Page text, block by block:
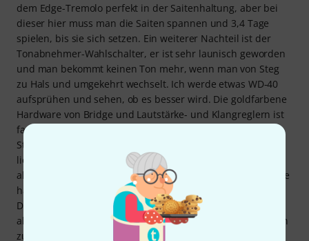
dem Edge-Tremolo perfekt in der Saitenhaltung, aber bei
dieser hier muss man die Saiten spannen und 3,4 Tage
spielen, bis sie sich setzen. Ein weiterer Nachteil ist der
Tonabnehmer-Wahlschalter, er ist sehr launisch geworden
und man bekommt keinen Ton mehr, wenn man von Steg
zu Hals und umgekehrt wechselt. Ich werde etwas WD-40
aufsprühen und sehen, ob es besser wird. Die goldfarbene
Hardware von Bridge und Lautstärke- und Klangreglern ist
fast vollständig verblasst, und einige Schrauben von den
Stimmwirbeln und dem Klangregler haben sich gelöst. Das
ließ sich leicht beheben, und es war keine große Sache,
aber im Vergleich zu meiner Ibanez Gio, die keine Probleme
hatte und seit 2023 missbraucht wird (und nur 220
Dollar/Euro gekostet hat), ist es irgendwie schade. Alles in
allem ist es meine Lieblingsgitarre, und ich habe vergessen
zu erwähnen, dass das Sustain unglaublich ist!!! Trotzdem